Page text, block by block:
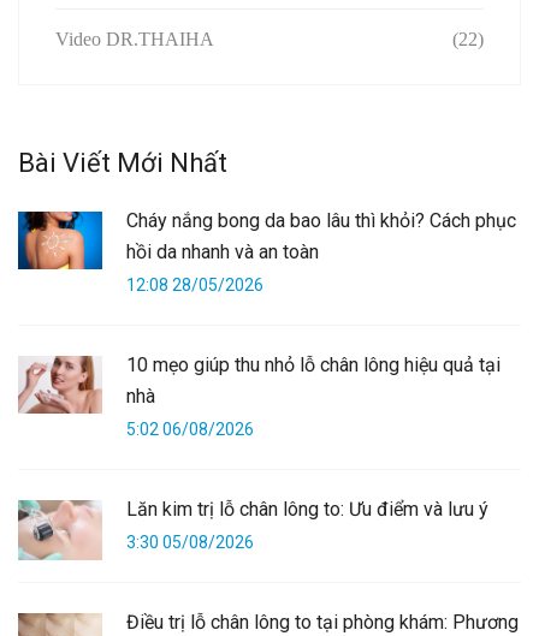
Video DR.THAIHA (22)
Bài Viết Mới Nhất
Cháy nắng bong da bao lâu thì khỏi? Cách phục
hồi da nhanh và an toàn
12:08 28/05/2026
10 mẹo giúp thu nhỏ lỗ chân lông hiệu quả tại
nhà
5:02 06/08/2026
Lăn kim trị lỗ chân lông to: Ưu điểm và lưu ý
3:30 05/08/2026
Điều trị lỗ chân lông to tại phòng khám: Phương